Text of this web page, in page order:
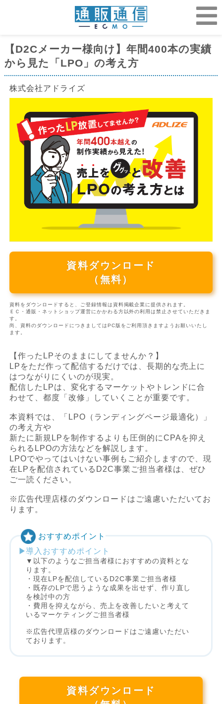
【D2Cメーカー様向け】年間400本の実績
から見た「LPO」の考え方
株式会社アドライズ
資料ダウンロード
（無料）
資料をダウンロードすると、ご登録情報は資料掲載企業に提供されます。
ＥＣ・通販・ネットショップ運営にかかわる方以外の利用は禁止させていただきま
す。
尚、資料のダウンロードにつきましてはPC版をご利用頂きますようお願いいたし
ます。
【作ったLPそのままにしてませんか？】
LPをただ作って配信するだけでは、長期的な売上に
はつながりにくいのが現実。
配信したLPは、変化するマーケットやトレンドに合
わせて、都度「改修」していくことが重要です。
本資料では、「LPO（ランディングページ最適化）」
の考え方や
新たに新規LPを制作するよりも圧倒的にCPAを抑え
られるLPOの方法などを解説します。
LPOでやってはいけない事例もご紹介しますので、現
在LPを配信されているD2C事業ご担当者様は、ぜひ
ご一読ください。
※広告代理店様のダウンロードはご遠慮いただいてお
ります。
おすすめポイント
導入おすすめポイント
▼以下のようなご担当者様におすすめの資料とな
ります。
・現在LPを配信しているD2C事業ご担当者様
・既存のLPで思うような成果を出せず、作り直し
を検討中の方
・費用を抑えながら、売上を改善したいと考えて
いるマーケティングご担当者様
※広告代理店様のダウンロードはご遠慮いただい
ております。
資料ダウンロード